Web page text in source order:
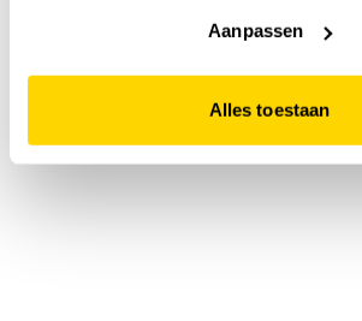
website niet optimaal functioneert.
Aanpassen
Alles toestaan